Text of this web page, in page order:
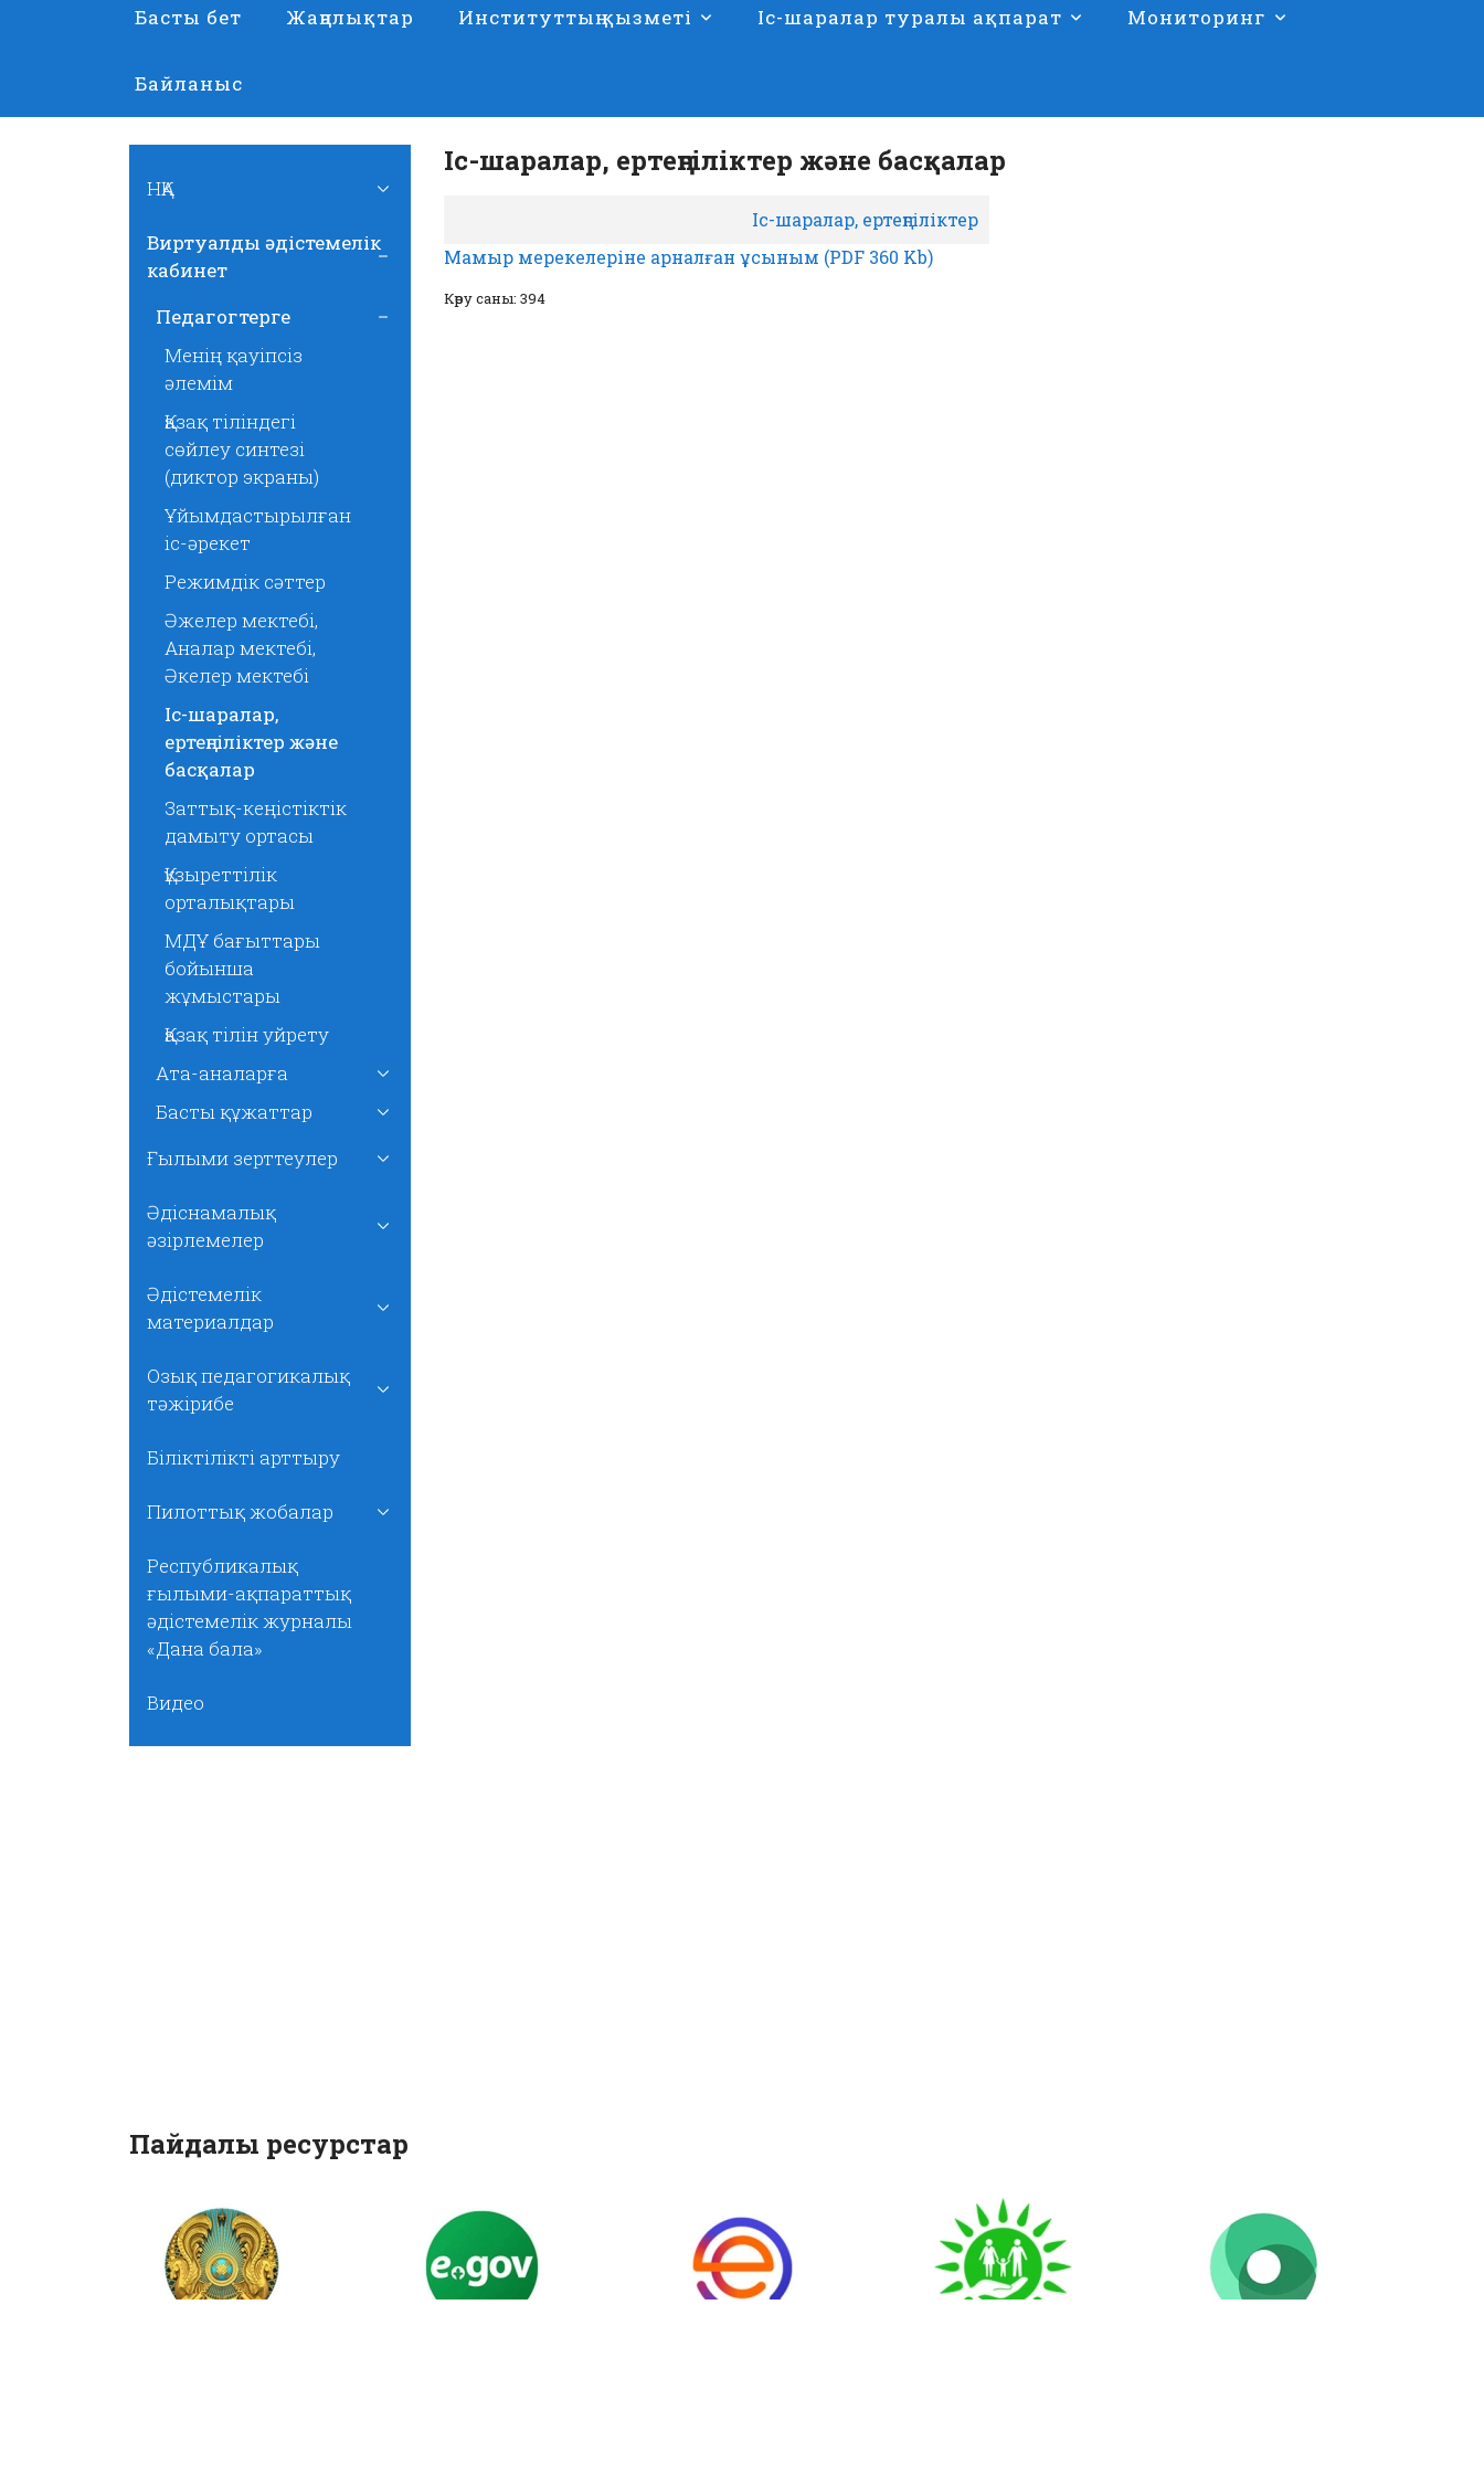
Басты бет Жаңалықтар Институттың қызметі Іс-шаралар туралы ақпарат Мониторинг
Байланыс
НҚА
Виртуалды әдістемелік
кабинет
Педагогтерге
Менің қауіпсіз
әлемім
Қазақ тіліндегі
сөйлеу синтезі
(диктор экраны)
Ұйымдастырылған
іс-әрекет
Режимдік сәттер
Әжелер мектебі,
Аналар мектебі,
Әкелер мектебі
Іс-шаралар,
ертеңгіліктер және
басқалар
Заттық-кеңістіктік
дамыту ортасы
Құзыреттілік
орталықтары
МДҰ бағыттары
бойынша
жұмыстары
Қазақ тілін уйрету
Ата-аналарға
Басты құжаттар
Ғылыми зерттеулер
Әдіснамалық
әзірлемелер
Әдістемелік
материалдар
Озық педагогикалық
тәжірибе
Біліктілікті арттыру
Пилоттық жобалар
Республикалық
ғылыми-ақпараттық
әдістемелік журналы
«Дана бала»
Видео
Іс-шаралар, ертеңгіліктер және басқалар
Іс-шаралар, ертеңгіліктер
Мамыр мерекелеріне арналған ұсыным (PDF 360 Kb)
Көру саны: 394
Пайдалы ресурстар